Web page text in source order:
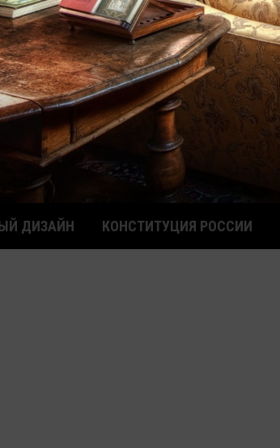
ДИЗАЙН КОНСТИТУЦИЯ РОССИИ